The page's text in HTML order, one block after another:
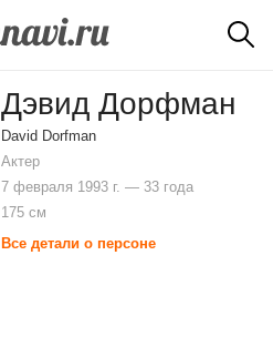
Дэвид Дорфман
David Dorfman
Актер
7 февраля 1993 г. — 33 года
175 см
Все детали о персоне